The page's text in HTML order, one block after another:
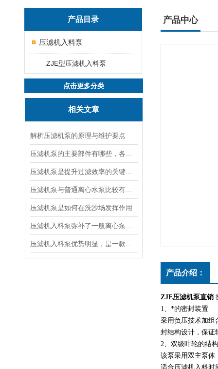
产品目录
压滤机入料泵
ZJE型压滤机入料泵
点击更多分类
相关文章
解析压滤机泵的原理与维护要点
压滤机泵是如何在洗沙场发挥作用
产品中心
产品介绍：
ZJE压滤机泵直销
1、*的密封装置
采用负压技术加组
封结构设计，保证
2、双级叶轮的结
该泵采用双主泵体
适合压滤机入料时